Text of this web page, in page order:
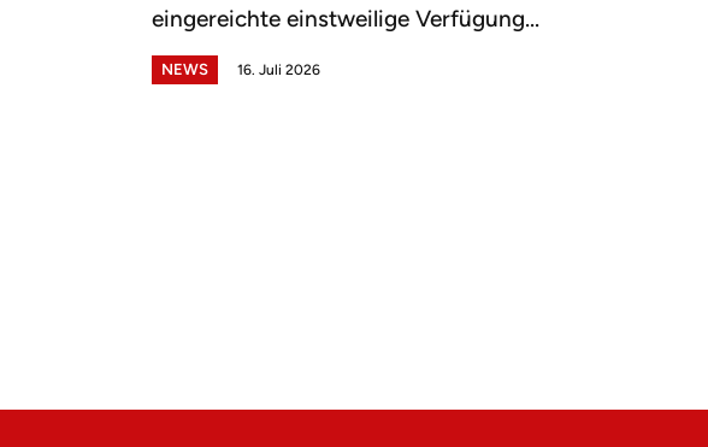
eingereichte einstweilige Verfügung...
NEWS 16. Juli 2026